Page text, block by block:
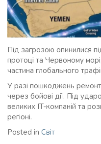
Під загрозою опинилися
протоці та Червоному
частина глобального
У разі пошкоджень
через бойові дії. Під
великих IT-компаній та
регіоні.
Posted in Світ